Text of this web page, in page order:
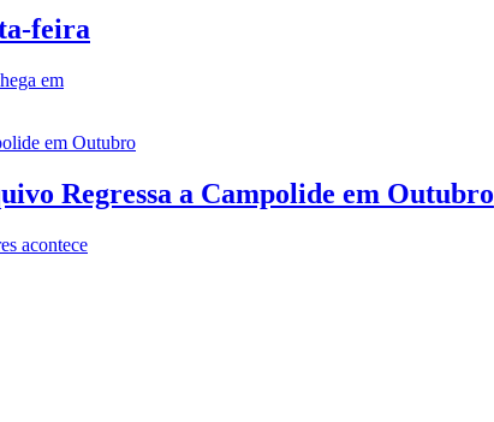
feira
em
Regressa a Campolide em Outubro
acontece